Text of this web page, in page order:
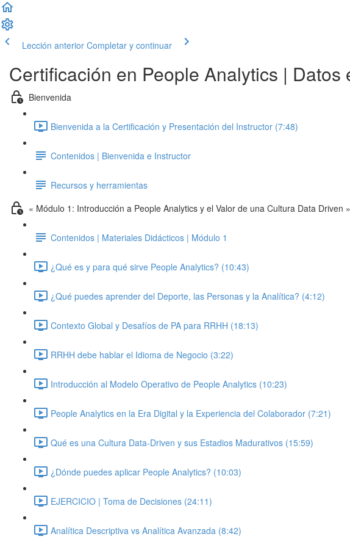
Lección anterior Completar y continuar
Certificación en People Analytics |
Bienvenida
Bienvenida a la Certificación y Presentación del Instructor (7:48)
Contenidos | Bienvenida e Instructor
Recursos y herramientas
« Módulo 1: Introducción a People Analytics y el Valor de una Cultura Data Driven »
Contenidos | Materiales Didácticos | Módulo 1
¿Qué es y para qué sirve People Analytics? (10:43)
¿Qué puedes aprender del Deporte, las Personas y la Analítica? (4:12)
Contexto Global y Desafíos de PA para RRHH (18:13)
RRHH debe hablar el Idioma de Negocio (3:22)
Introducción al Modelo Operativo de People Analytics (10:23)
People Analytics en la Era Digital y la Experiencia del Colaborador (7:21)
Qué es una Cultura Data-Driven y sus Estadios Madurativos (15:59)
¿Dónde puedes aplicar People Analytics? (10:03)
EJERCICIO | Toma de Decisiones (24:11)
Analítica Descriptiva vs Analítica Avanzada (8:42)